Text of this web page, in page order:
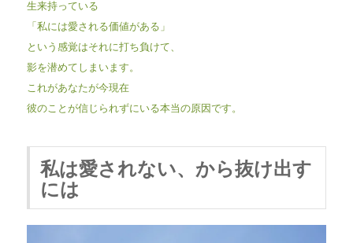
生来持っている
「私には愛される価値がある」
という感覚はそれに打ち負けて、
影を潜めてしまいます。
これがあなたが今現在
彼のことが信じられずにいる本当の原因です。
私は愛されない、から抜け出す
には